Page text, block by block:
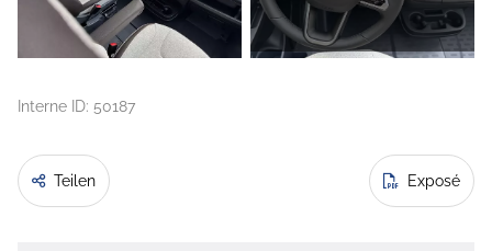
Interne ID: 50187
Teilen Exposé